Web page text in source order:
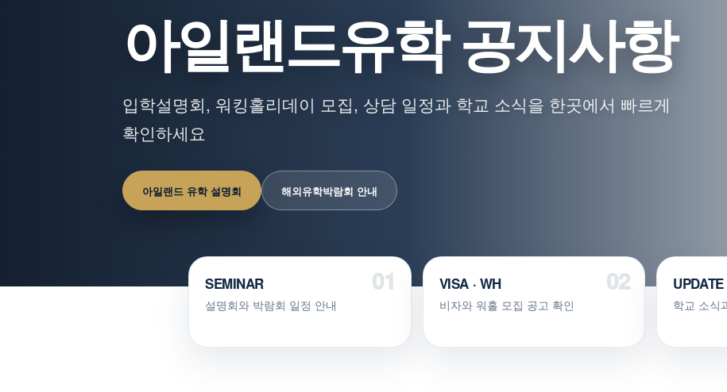
아일랜드유학 공지사항
입학설명회, 워킹홀리데이 모집, 상담 일정과 학교 소식을 한곳에서 빠르게
확인하세요
아일랜드 유학 설명회 해외유학박람회 안내
SEMINAR
설명회와 박람회 일정 안내
VISA · WH
비자와 워홀 모집 공고 확인
UPDATE
학교 소식